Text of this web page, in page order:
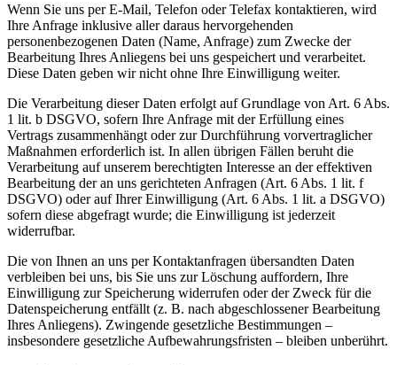
Wenn Sie uns per E-Mail, Telefon oder Telefax kontaktieren, wird
Ihre Anfrage inklusive aller daraus hervorgehenden
personenbezogenen Daten (Name, Anfrage) zum Zwecke der
Bearbeitung Ihres Anliegens bei uns gespeichert und verarbeitet.
Diese Daten geben wir nicht ohne Ihre Einwilligung weiter.
Die Verarbeitung dieser Daten erfolgt auf Grundlage von Art. 6 Abs.
1 lit. b DSGVO, sofern Ihre Anfrage mit der Erfüllung eines
Vertrags zusammenhängt oder zur Durchführung vorvertraglicher
Maßnahmen erforderlich ist. In allen übrigen Fällen beruht die
Verarbeitung auf unserem berechtigten Interesse an der effektiven
Bearbeitung der an uns gerichteten Anfragen (Art. 6 Abs. 1 lit. f
DSGVO) oder auf Ihrer Einwilligung (Art. 6 Abs. 1 lit. a DSGVO)
sofern diese abgefragt wurde; die Einwilligung ist jederzeit
widerrufbar.
Die von Ihnen an uns per Kontaktanfragen übersandten Daten
verbleiben bei uns, bis Sie uns zur Löschung auffordern, Ihre
Einwilligung zur Speicherung widerrufen oder der Zweck für die
Datenspeicherung entfällt (z. B. nach abgeschlossener Bearbeitung
Ihres Anliegens). Zwingende gesetzliche Bestimmungen –
insbesondere gesetzliche Aufbewahrungsfristen – bleiben unberührt.